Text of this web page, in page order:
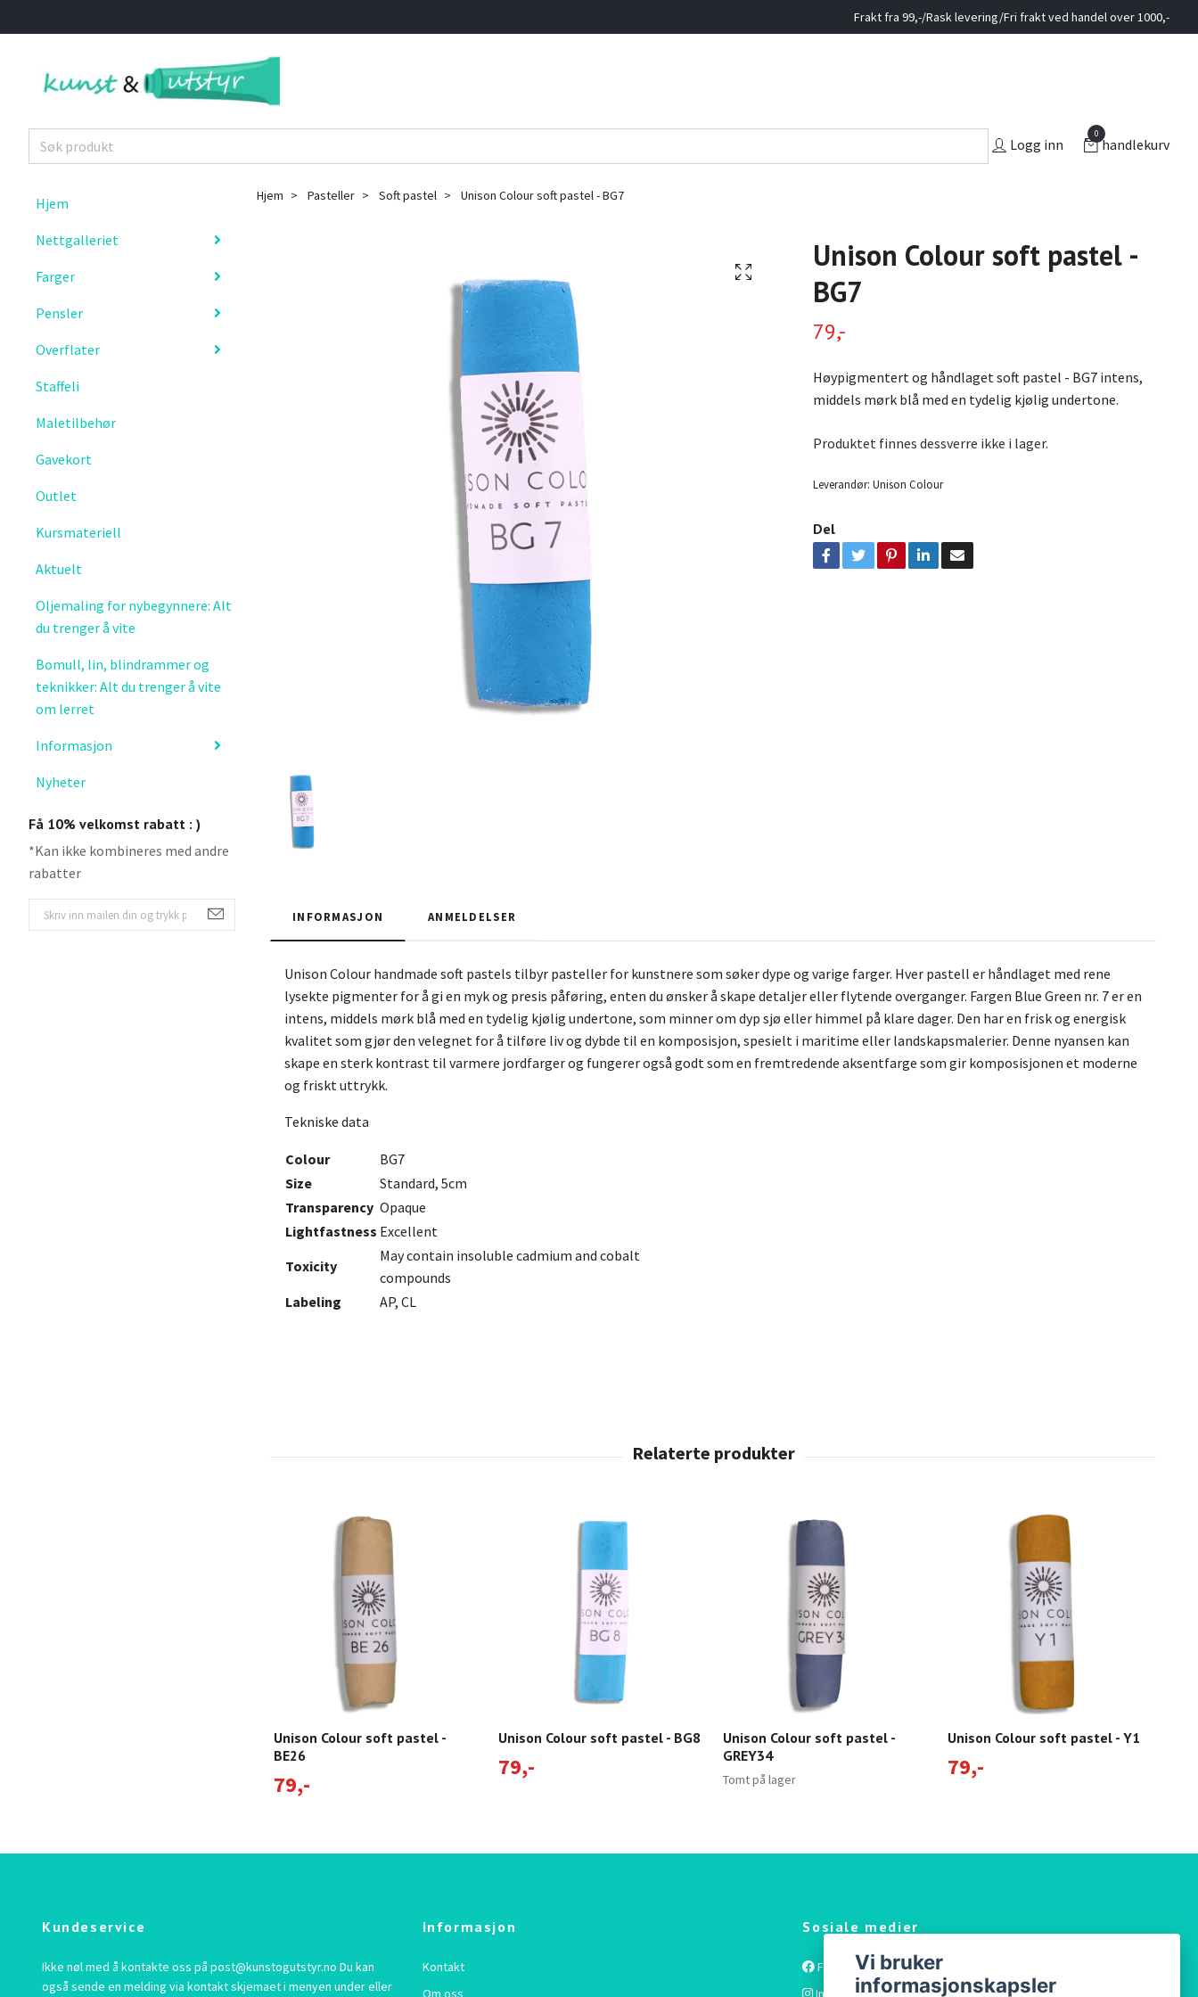
Frakt fra 99,-/Rask levering/Fri frakt ved handel over 1000,-
Logg inn
0
handlekurv
Hjem
Nettgalleriet
Farger
Pensler
Overflater
Staffeli
Maletilbehør
Gavekort
Outlet
Kursmateriell
Aktuelt
Oljemaling for nybegynnere: Alt
du trenger å vite
Bomull, lin, blindrammer og
teknikker: Alt du trenger å vite
om lerret
Informasjon
Nyheter
Få 10% velkomst rabatt : )
*Kan ikke kombineres med andre
rabatter
Hjem Pasteller Soft pastel Unison Colour soft pastel - BG7
Unison Colour soft pastel -
BG7
79,-
Høypigmentert og håndlaget soft pastel - BG7 intens,
middels mørk blå med en tydelig kjølig undertone.
Produktet finnes dessverre ikke i lager.
Leverandør: Unison Colour
Del
INFORMASJON ANMELDELSER
Unison Colour handmade soft pastels tilbyr pasteller for kunstnere som søker dype og varige farger. Hver pastell er håndlaget med rene
lysekte pigmenter for å gi en myk og presis påføring, enten du ønsker å skape detaljer eller flytende overganger. Fargen Blue Green nr. 7 er en
intens, middels mørk blå med en tydelig kjølig undertone, som minner om dyp sjø eller himmel på klare dager. Den har en frisk og energisk
kvalitet som gjør den velegnet for å tilføre liv og dybde til en komposisjon, spesielt i maritime eller landskapsmalerier. Denne nyansen kan
skape en sterk kontrast til varmere jordfarger og fungerer også godt som en fremtredende aksentfarge som gir komposisjonen et moderne
og friskt uttrykk.
Tekniske data
Colour
BG7
Size
Standard, 5cm
Transparency Opaque
Lightfastness Excellent
Toxicity
May contain insoluble cadmium and cobalt
compounds
Labeling
AP, CL
Unison Colour soft pastel -
BE26
79,-
Unison Colour soft pastel - BG8
79,-
Unison Colour soft pastel -
GREY34
Tomt på lager
Unison Colour soft pastel - Y1
79,-
Kundeservice
Ikke nøl med å kontakte oss på post@kunstogutstyr.no Du kan
også sende en melding via kontakt skjemaet i menyen under eller
Informasjon
Kontakt
Om oss
Sosiale medier
Facebook
Instagram
Vi bruker
informasjonskapsler